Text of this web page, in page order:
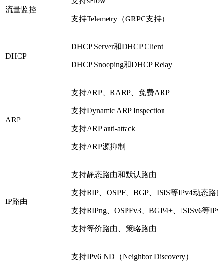
流量监控
支持Telemetry（GRPC支持）
DHCP
DHCP Server和DHCP Client
DHCP Snooping和DHCP Relay
ARP
支持ARP、RARP、免费ARP
支持Dynamic ARP Inspection
支持ARP anti-attack
支持ARP源抑制
IP路由
支持静态路由和默认路由
支持RIP、OSPF、BGP、ISIS等IPv4动态
支持RIPng、OSPFv3、BGP4+、ISISv6等
支持等价路由、策略路由
支持IPv6 ND（Neighbor Discovery）